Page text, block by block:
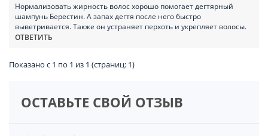
Нормализовать жирность волос хорошо помогает дегтярный
шампунь Берестин. А запах дегтя после него быстро
выветривается. Также он устраняет перхоть и укрепляет волосы.
ОТВЕТИТЬ
Показано с 1 по 1 из 1 (страниц: 1)
ОСТАВЬТЕ СВОЙ ОТЗЫВ